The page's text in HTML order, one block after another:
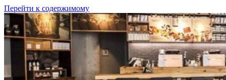
Перейти к содержимому